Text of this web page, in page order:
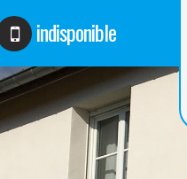
indisponible